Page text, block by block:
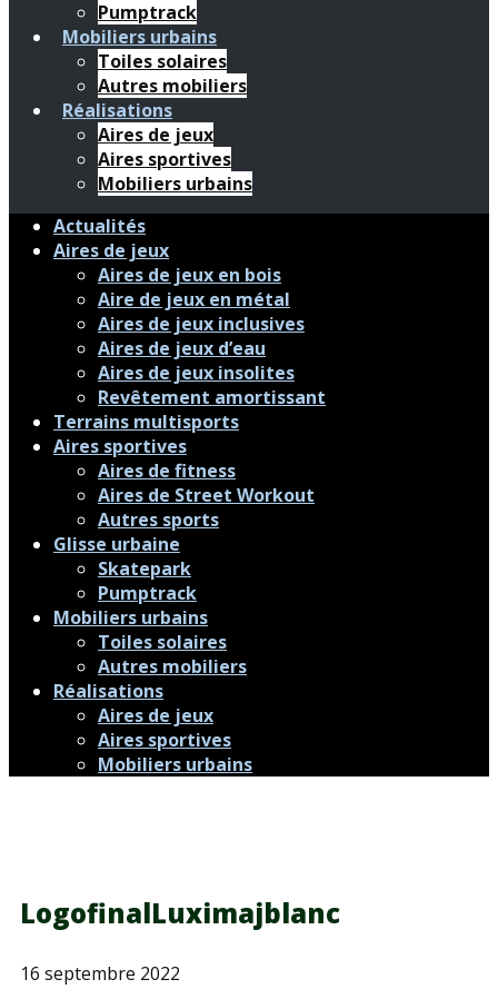
Pumptrack
Mobiliers urbains
Toiles solaires
Autres mobiliers
Réalisations
Aires de jeux
Aires sportives
Mobiliers urbains
Actualités
Aires de jeux
Aires de jeux en bois
Aire de jeux en métal
Aires de jeux inclusives
Aires de jeux d’eau
Aires de jeux insolites
Revêtement amortissant
Terrains multisports
Aires sportives
Aires de fitness
Aires de Street Workout
Autres sports
Glisse urbaine
Skatepark
Pumptrack
Mobiliers urbains
Toiles solaires
Autres mobiliers
Réalisations
Aires de jeux
Aires sportives
Mobiliers urbains
LogofinalLuximajblanc
16 septembre 2022